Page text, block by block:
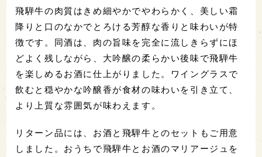
飛騨牛の肉質はきめ細やかでやわらかく、美しい霜
降りと口のなかでとろける芳醇な香りと味わいが特
徴です。同酒は、肉の旨味を完全に流しきらずにほ
どよく残しながら、大吟醸の柔らかい後味で飛騨牛
を楽しめるお酒に仕上がりました。ワイングラスで
飲むと穏やかな吟醸香が食材の味わいを引き立て、
より上質な雰囲気が味わえます。
リターン品には、お酒と飛騨牛とのセットもご用意
しました。おうちで飛騨牛とお酒のマリアージュを